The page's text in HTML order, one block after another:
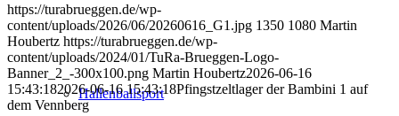
Hallenballsport
https://turabrueggen.de/wp-
content/uploads/2026/06/20260616_G1.jpg 1350 1080 Martin
Houbertz https://turabrueggen.de/wp-
content/uploads/2024/01/TuRa-Brueggen-Logo-
Banner_2_-300x100.png Martin Houbertz2026-06-16
15:43:182026-06-16 15:43:18Pfingstzeltlager der Bambini 1 auf
dem Vennberg